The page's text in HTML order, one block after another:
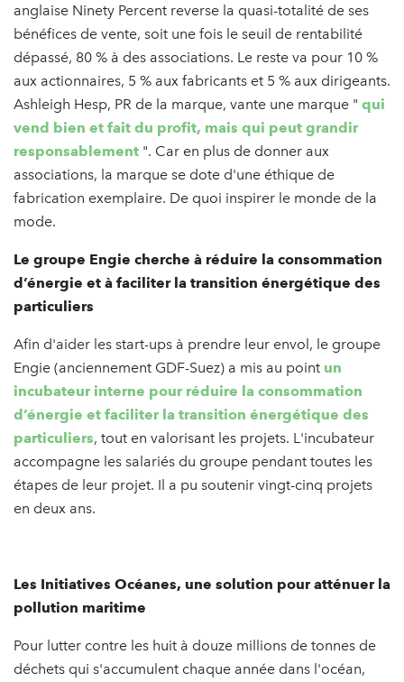
anglaise Ninety Percent reverse la quasi-totalité de ses
bénéfices de vente, soit une fois le seuil de rentabilité
dépassé, 80 % à des associations. Le reste va pour 10 %
aux actionnaires, 5 % aux fabricants et 5 % aux dirigeants.
Ashleigh Hesp, PR de la marque, vante une marque " qui
vend bien et fait du profit, mais qui peut grandir
responsablement ". Car en plus de donner aux
associations, la marque se dote d'une éthique de
fabrication exemplaire. De quoi inspirer le monde de la
mode.
Le groupe Engie cherche à réduire la consommation
d’énergie et à faciliter la transition énergétique des
particuliers
Afin d'aider les start-ups à prendre leur envol, le groupe
Engie (anciennement GDF-Suez) a mis au point un
incubateur interne pour réduire la consommation
d’énergie et faciliter la transition énergétique des
particuliers, tout en valorisant les projets. L'incubateur
accompagne les salariés du groupe pendant toutes les
étapes de leur projet. Il a pu soutenir vingt-cinq projets
en deux ans.
Les Initiatives Océanes, une solution pour atténuer la
pollution maritime
Pour lutter contre les huit à douze millions de tonnes de
déchets qui s'accumulent chaque année dans l'océan,